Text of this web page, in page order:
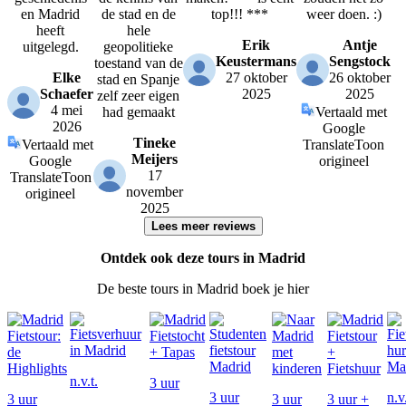
en Madrid
heeft
uitgelegd.
Elke
Schaefer
4 mei
2026
Vertaald met
Google
TranslateToon
origineel
de stad en de
hele
geopolitieke
toestand van de
stad en Spanje
zelf zeer eigen
had gemaakt
Tineke
Meijers
17
november
2025
top!!! ***
Erik
Keustermans
27 oktober
2025
weer doen. :)
Antje
Sengstock
26 oktober
2025
Vertaald met
Google
TranslateToon
origineel
Lees meer reviews
Ontdek ook deze tours in Madrid
De beste tours in Madrid boek je hier
3 uur
n.v.t.
3 uur
3 uur
3 uur
3 uur +